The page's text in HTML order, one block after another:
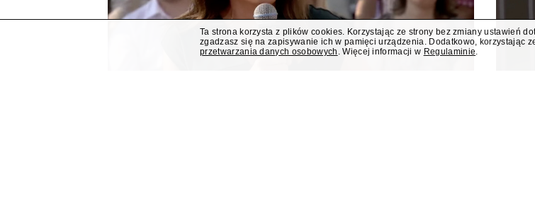
Ta strona korzysta z plików cookies. Korzystając ze strony bez zmiany ustawień
zgadzasz się na zapisywanie ich w pamięci urządzenia. Dodatkowo, korzystając
przetwarzania danych osobowych . Więcej informacji w Regulaminie.